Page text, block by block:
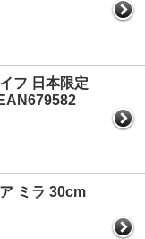
」の販売を再開しま
ォクシー」の販売を開
始しました。
始しました。
テディベア」の販売
テディベア」の販売
リカ 1934」の販売を
フ 日本限定
ミラ 30cm